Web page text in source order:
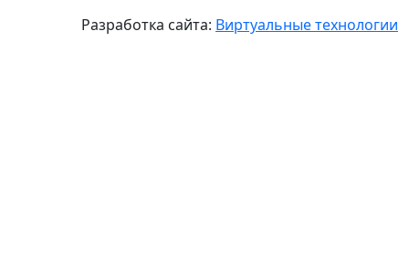
Разработка сайта: Виртуальные технологии